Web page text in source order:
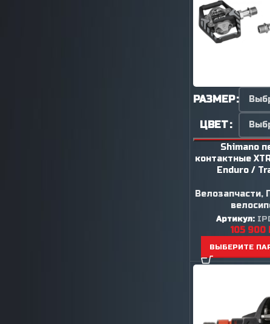
РАЗМЕР
ЦВЕТ
Shimano
контактные
Enduro /
Велозапчасти,
Артикул:
105 900
ВЫБЕРИТЕ